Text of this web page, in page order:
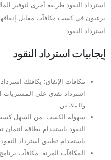
استرداد النقود طريقة أخرى لتوفير
يرغبون في كسب مكافآت مقابل
استرداد النقود:
إيجابيات استرداد النقود
مكافآت الإنفاق: يكافئك
استرداد نقدي على المشتريات
والملابس.
سهولة الكسب: من السهل كسب
النقود باستخدام بطاقة ائتمان
باستخدام تطبيق استرداد النقود.
المكافآت المرنة: مكافآت